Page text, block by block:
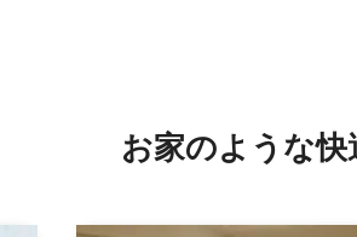
お家のような